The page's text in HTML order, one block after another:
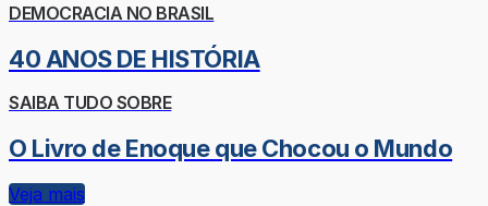
DEMOCRACIA NO BRASIL
40 ANOS DE HISTÓRIA
SAIBA TUDO SOBRE
O Livro de Enoque que Chocou o Mundo
Veja mais